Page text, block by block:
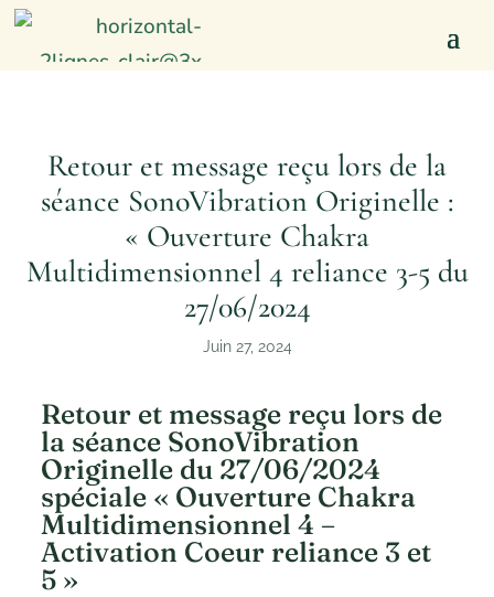
Retour et message reçu lors de la
séance SonoVibration Originelle :
« Ouverture Chakra
Multidimensionnel 4 reliance 3-5 du
27/06/2024
Juin 27, 2024
Retour et message reçu lors de
la séance SonoVibration
Originelle du 27/06/2024
spéciale « Ouverture Chakra
Multidimensionnel 4 –
Activation Coeur reliance 3 et
5 »